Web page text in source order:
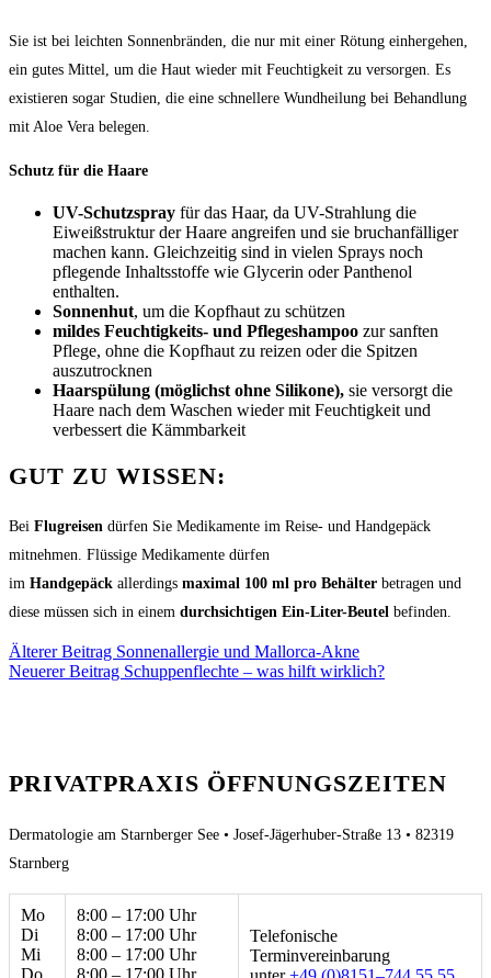
Sie ist bei leichten Sonnenbränden, die nur mit einer Rötung einhergehen,
ein gutes Mittel, um die Haut wieder mit Feuchtigkeit zu versorgen. Es
existieren sogar Studien, die eine schnellere Wundheilung bei Behandlung
mit Aloe Vera belegen.
Schutz für die Haare
UV-Schutzspray für das Haar, da UV-Strahlung die
Eiweißstruktur der Haare angreifen und sie bruchanfälliger
machen kann. Gleichzeitig sind in vielen Sprays noch
pflegende Inhaltsstoffe wie Glycerin oder Panthenol
enthalten.
Sonnenhut, um die Kopfhaut zu schützen
mildes Feuchtigkeits- und Pflegeshampoo zur sanften
Pflege, ohne die Kopfhaut zu reizen oder die Spitzen
auszutrocknen
Haarspülung (möglichst ohne Silikone), sie versorgt die
Haare nach dem Waschen wieder mit Feuchtigkeit und
verbessert die Kämmbarkeit
GUT ZU WISSEN:
Bei Flugreisen dürfen Sie Medikamente im Reise- und Handgepäck
mitnehmen. Flüssige Medikamente dürfen
im Handgepäck allerdings maximal 100 ml pro Behälter betragen und
diese müssen sich in einem durchsichtigen Ein-Liter-Beutel befinden.
Älterer Beitrag Sonnenallergie und Mallorca-Akne
Neuerer Beitrag Schuppenflechte – was hilft wirklich?
PRIVATPRAXIS ÖFFNUNGSZEITEN
Dermatologie am Starnberger See • Josef-Jägerhuber-Straße 13 • 82319
Starnberg
Mo
Di
Mi
Do
8:00 – 17:00 Uhr
8:00 – 17:00 Uhr
8:00 – 17:00 Uhr
8:00 – 17:00 Uhr
Telefonische
Terminvereinbarung